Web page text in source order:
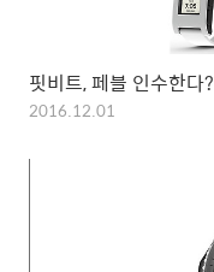
핏비트, 페블 인수한다?
2016.12.01